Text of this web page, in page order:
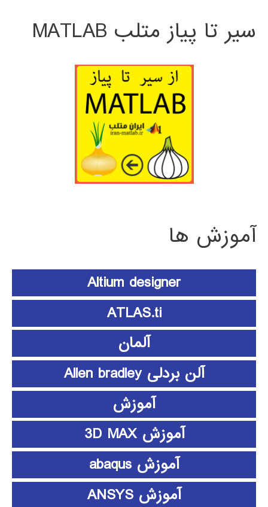
سیر تا پیاز متلب MATLAB
آموزش ها
Altium designer
ATLAS.ti
آلمان
آلن بردلی Allen bradley
آموزش
آموزش 3D MAX
آموزش abaqus
آموزش ANSYS